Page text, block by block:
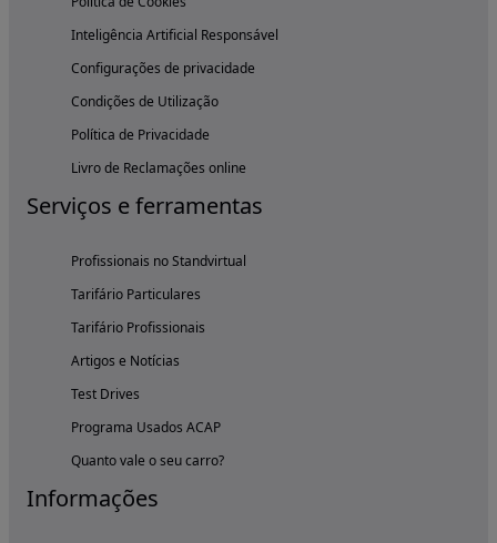
Inteligência Artificial Responsável
Configurações de privacidade
Condições de Utilização
Política de Privacidade
Livro de Reclamações online
Serviços e ferramentas
Profissionais no Standvirtual
Tarifário Particulares
Tarifário Profissionais
Artigos e Notícias
Test Drives
Programa Usados ACAP
Quanto vale o seu carro?
Informações